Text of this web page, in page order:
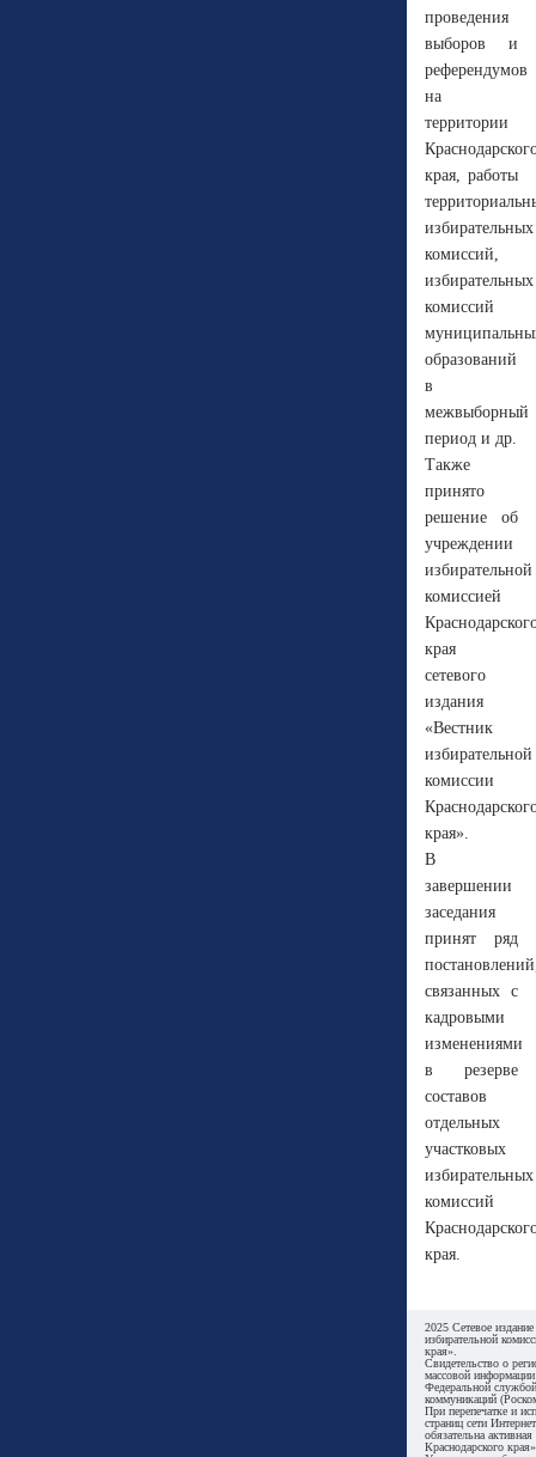
проведения
выборов и
референдумов
на
территории
края, работы
избирательных
комиссий,
избирательных
комиссий
образований
в
межвыборный
период и др.
Также
принято
решение об
учреждении
избирательной
комиссией
края
сетевого
издания
«Вестник
избирательной
комиссии
края».
В
завершении
заседания
принят ряд
связанных с
кадровыми
изменениями
в резерве
составов
отдельных
участковых
избирательных
комиссий
края.
2025 Сетевое
избирательной
края».
Свидетельство о
массовой
Федеральной
коммуникаций
При перепечатке и
страниц сети Интернет
обязательна
Краснодарского